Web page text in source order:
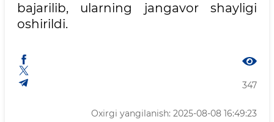
bajarilib, ularning jangavor shayligi
oshirildi.
347
Oxirgi yangilanish: 2025-08-08 16:49:23